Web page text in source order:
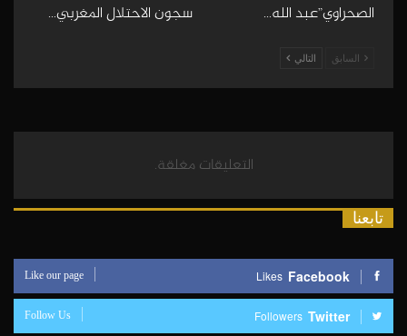
الصحراوي”عبد الله…
سجون الاحتلال المغربي…
السابق التالي
التعليقات مغلقة.
تابعنا
Facebook
Likes
Like our page
Twitter
Followers
Follow Us